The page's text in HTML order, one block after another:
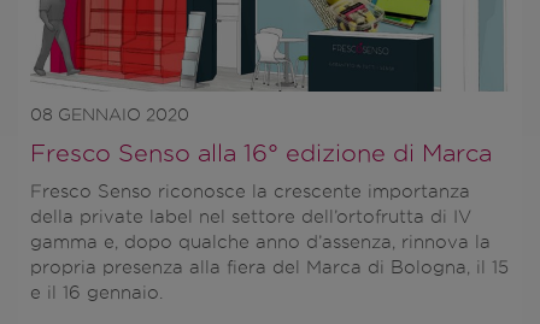
08 GENNAIO 2020
Fresco Senso alla 16° edizione di Marca
Fresco Senso riconosce la crescente importanza
della private label
nel settore dell’ortofrutta di IV
gamma e, dopo qualche anno d’assenza, rinnova la
propria presenza alla fiera del
Marca di Bologna, il 15
e il 16 gennaio